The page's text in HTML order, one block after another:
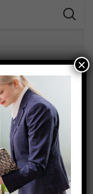
– tag –
のみで日常会
で、到達でき
かない理由と
を徹底検証
×